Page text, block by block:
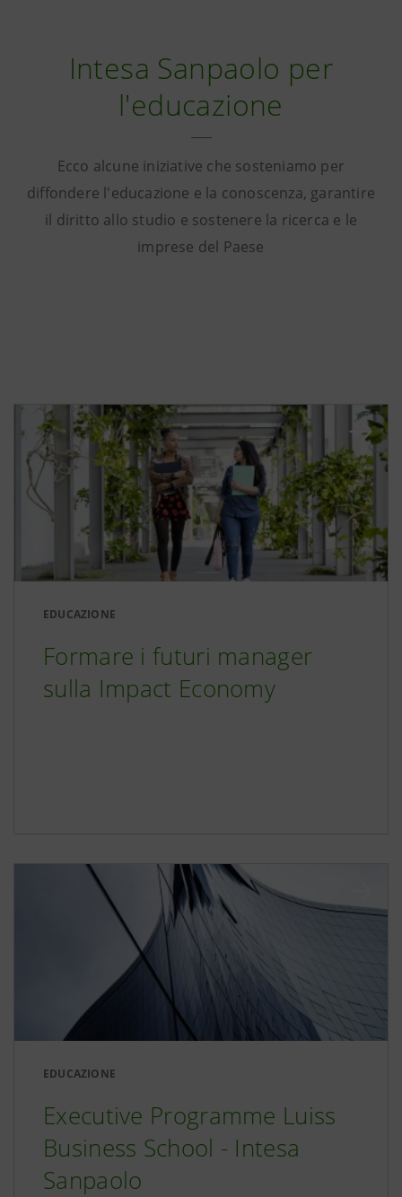
Intesa Sanpaolo per
l'educazione
Ecco alcune iniziative che sosteniamo per
diffondere l'educazione e la conoscenza, garantire
il diritto allo studio e sostenere la ricerca e le
imprese del Paese
EDUCAZIONE
Formare i futuri manager
sulla Impact Economy
EDUCAZIONE
Executive Programme Luiss
Business School - Intesa
Sanpaolo